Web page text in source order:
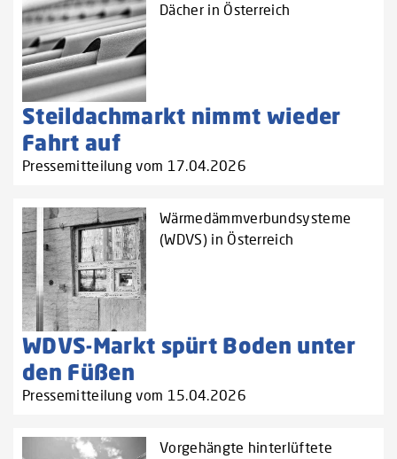
Dächer in Österreich
Steildachmarkt nimmt wieder
Fahrt auf
Pressemitteilung vom 17.04.2026
Wärmedämmverbundsysteme
(WDVS) in Österreich
WDVS-Markt spürt Boden unter
den Füßen
Pressemitteilung vom 15.04.2026
Vorgehängte hinterlüftete